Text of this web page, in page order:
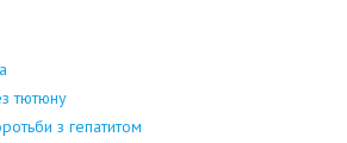
тютюну
з гепатитом